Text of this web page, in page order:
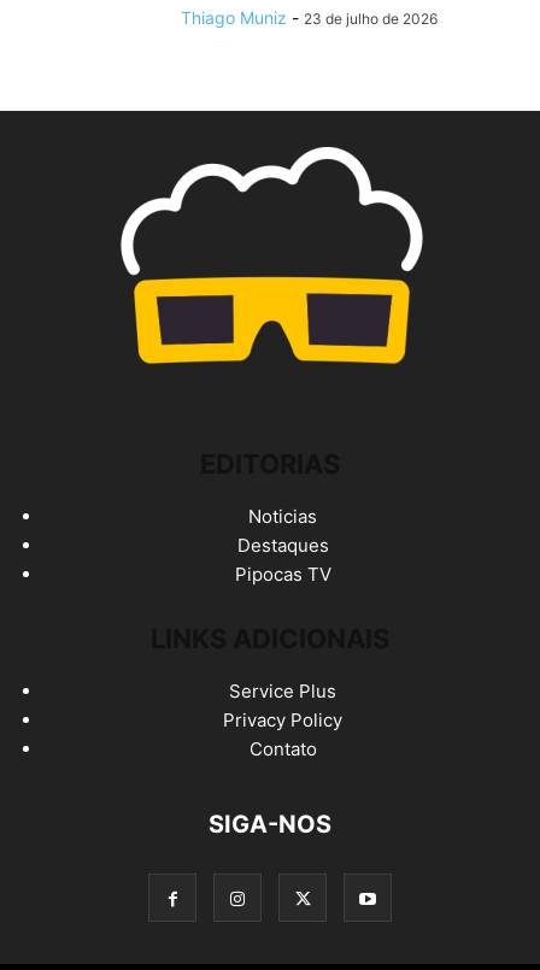
Thiago Muniz - 23 de julho de 2026
Noticias
Destaques
Pipocas TV
Service Plus
Privacy Policy
Contato
SIGA-NOS